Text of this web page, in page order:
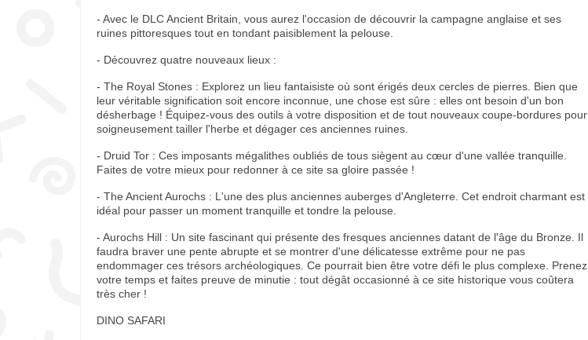
- Avec le DLC Ancient Britain, vous aurez l'occasion de découvrir la campagne anglaise et ses
ruines pittoresques tout en tondant paisiblement la pelouse.
- Découvrez quatre nouveaux lieux :
- The Royal Stones : Explorez un lieu fantaisiste où sont érigés deux cercles de pierres. Bien que
leur véritable signification soit encore inconnue, une chose est sûre : elles ont besoin d'un bon
désherbage ! Équipez-vous des outils à votre disposition et de tout nouveaux coupe-bordures pour
soigneusement tailler l'herbe et dégager ces anciennes ruines.
- Druid Tor : Ces imposants mégalithes oubliés de tous siègent au cœur d'une vallée tranquille.
Faites de votre mieux pour redonner à ce site sa gloire passée !
- The Ancient Aurochs : L'une des plus anciennes auberges d'Angleterre. Cet endroit charmant est
idéal pour passer un moment tranquille et tondre la pelouse.
- Aurochs Hill : Un site fascinant qui présente des fresques anciennes datant de l'âge du Bronze. Il
faudra braver une pente abrupte et se montrer d'une délicatesse extrême pour ne pas
endommager ces trésors archéologiques. Ce pourrait bien être votre défi le plus complexe. Prenez
votre temps et faites preuve de minutie : tout dégât occasionné à ce site historique vous coûtera
très cher !
DINO SAFARI